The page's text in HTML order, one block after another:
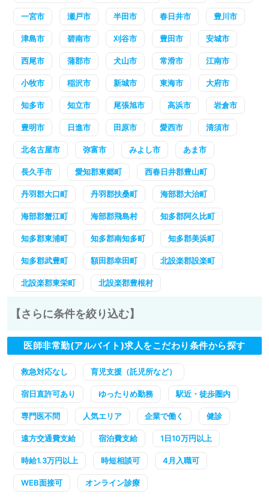
一宮市 瀬戸市 半田市 春日井市 豊川市
津島市 碧南市 刈谷市 豊田市 安城市
西尾市 蒲郡市 犬山市 常滑市 江南市
小牧市 稲沢市 新城市 東海市 大府市
知多市 知立市 尾張旭市 高浜市 岩倉市
豊明市 日進市 田原市 愛西市 清須市
北名古屋市 弥富市 みよし市 あま市
長久手市 愛知郡東郷町 西春日井郡豊山町
丹羽郡大口町 丹羽郡扶桑町 海部郡大治町
海部郡蟹江町 海部郡飛島村 知多郡阿久比町
知多郡東浦町 知多郡南知多町 知多郡美浜町
知多郡武豊町 額田郡幸田町 北設楽郡設楽町
北設楽郡東栄町 北設楽郡豊根村
【さらに条件を絞り込む】
医師非常勤(アルバイト)求人をこだわり条件から探す
救急対応なし 育児支援（託児所など）
宿日直許可あり ゆったりめ勤務 駅近・徒歩圏内
専門医不問 人気エリア 企業で働く 健診
遠方交通費支給 宿泊費支給 1日10万円以上
時給1.3万円以上 時短相談可 4月入職可
WEB面接可 オンライン診療